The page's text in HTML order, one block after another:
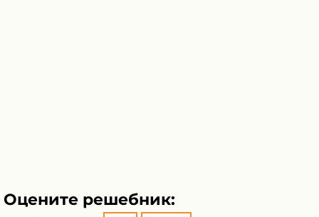
Оцените решебник: